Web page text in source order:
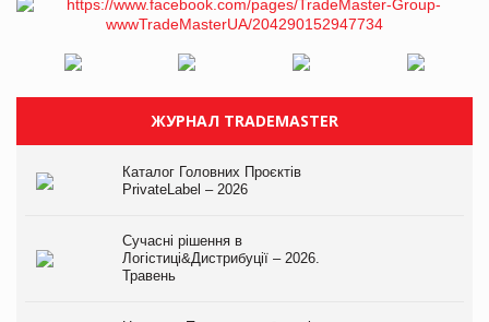
ЖУРНАЛ TRADEMASTER
Каталог Головних Проєктів
PrivateLabel – 2026
Сучасні рішення в
Логістиці&Дистрибуції – 2026.
Травень